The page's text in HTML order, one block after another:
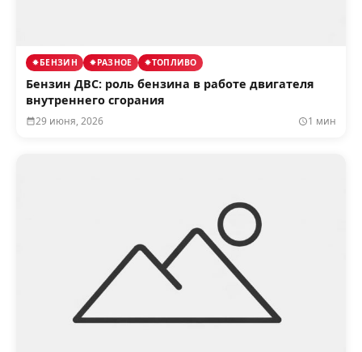
БЕНЗИН РАЗНОЕ ТОПЛИВО
Бензин ДВС: роль бензина в работе двигателя
внутреннего сгорания
29 июня, 2026 1 мин